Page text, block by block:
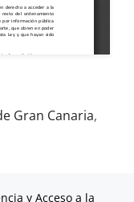
Gran Canaria,
y Acceso a la